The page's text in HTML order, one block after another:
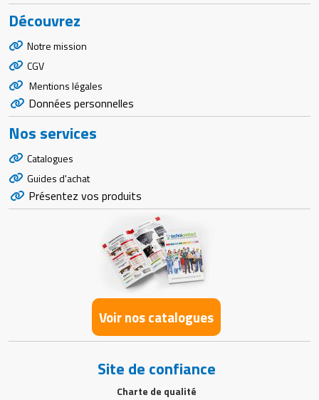
Découvrez
Notre mission
CGV
Mentions légales
Données personnelles
Nos services
Catalogues
Guides d'achat
Présentez vos produits
Voir nos catalogues
Site de confiance
Charte de qualité